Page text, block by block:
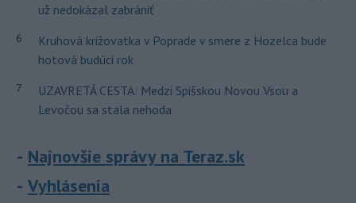
už nedokázal zabrániť
6
Kruhová križovatka v Poprade v smere z Hozelca bude
hotová budúci rok
7
UZAVRETÁ CESTA: Medzi Spišskou Novou Vsou a
Levočou sa stala nehoda
Najnovšie správy na Teraz.sk
Vyhlásenia